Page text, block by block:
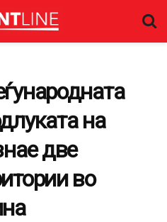
на
две
во